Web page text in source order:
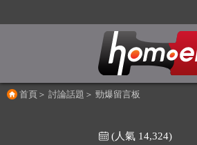
首頁 ＞ 討論話題 ＞ 勁爆留言板
(人氣 14,324)